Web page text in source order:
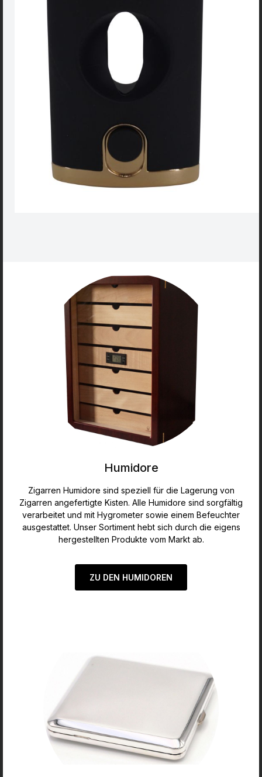
Humidore
Zigarren Humidore sind speziell für die Lagerung von
Zigarren angefertigte Kisten. Alle Humidore sind sorgfältig
verarbeitet und mit Hygrometer sowie einem Befeuchter
ausgestattet. Unser Sortiment hebt sich durch die eigens
hergestellten Produkte vom Markt ab.
ZU DEN HUMIDOREN